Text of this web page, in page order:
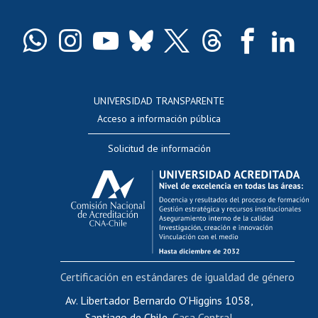
Docentes
Evaluación docente
Calificación académica
Postulación al AUCAI
Funcionarias/os
Cursos internos de capacitación
Bienestar del personal
Portal de movilidad interna
Certificado de renta
UNIVERSIDAD TRANSPARENTE
Acceso a información pública
Solicitud de información
Av. Libertador Bernardo O'Higgins 1058,
Certificación en estándares de igualdad de género